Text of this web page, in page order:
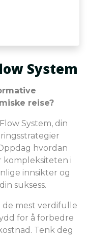
System
reise?
System, din
hvordan
kompleksiteten i
innsikter og
suksess.
mest verdifulle
for å forbedre
Tenk deg